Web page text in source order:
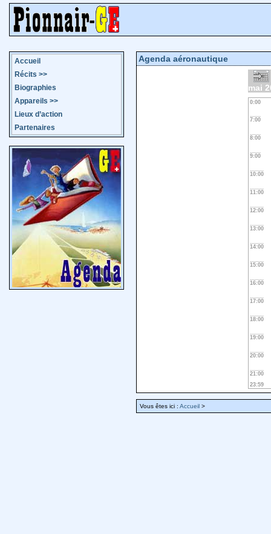
Accueil
Récits >>
Biographies
Appareils >>
Lieux d’action
Partenaires
Agenda aéronautique
mai
0:00
7:00
8:00
9:00
10:00
11:00
12:00
13:00
14:00
15:00
16:00
17:00
18:00
19:00
20:00
21:00
23:59
Vous êtes ici : Accueil >